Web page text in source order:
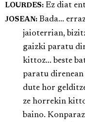
LOURDES: Ez diat
JOSEAN: Bada...
jaioterrian,
gaizki paratu
kittoz... beste
paratu
dute hor
ze horrekin
baino.